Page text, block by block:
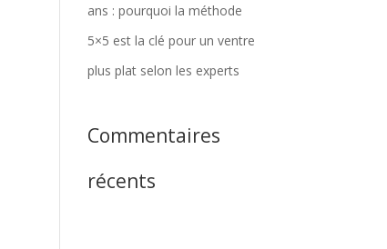
ans : pourquoi la méthode
5×5 est la clé pour un ventre
plus plat selon les experts
Commentaires
récents